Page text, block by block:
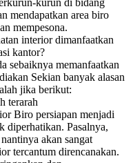
mendapatkan area biro
mempesona.
interior dimanfaatkan
kantor?
sebaiknya memanfaatkan
Sekian banyak alasan
jika berikut:
terarah
Biro persiapan menjadi
diperhatikan. Pasalnya,
akan sangat
tercantum direncanakan.